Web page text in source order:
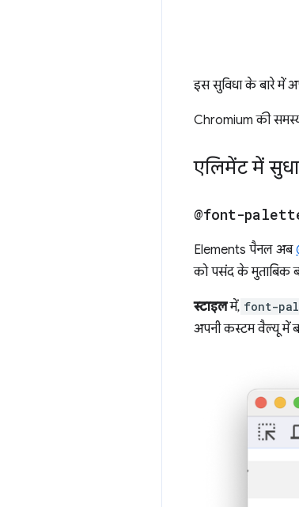
इस सुविधा के बारे में
Chromium की
एलिमेंट में
@font-
Elements पैनल अब
को पसंद के मुताबिक
स्टाइलमें, font-
अपनी कस्टम वैल्यू में